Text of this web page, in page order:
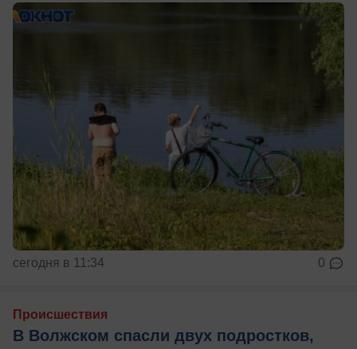
сегодня в 11:34 0
Происшествия
В Волжском спасли двух подростков,